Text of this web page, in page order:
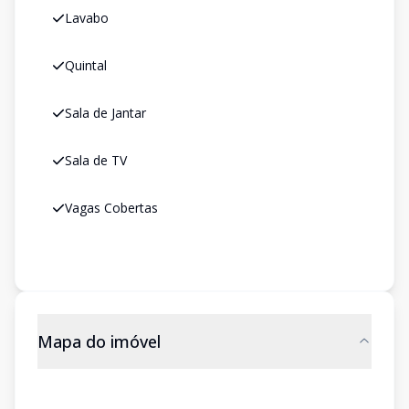
Lavabo
Quintal
Sala de Jantar
Sala de TV
Vagas Cobertas
Mapa do imóvel